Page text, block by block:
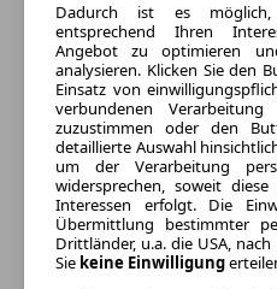
Dadurch ist es möglich,
entsprechend Ihren
Angebot zu optimieren
analysieren. Klicken Sie den
Einsatz von
verbundenen Verarbeitung
zuzustimmen oder den
detaillierte Auswahl
um der Verarbeitung
widersprechen, soweit
Interessen erfolgt. Die
Übermittlung bestimmter
Drittländer, u.a. die USA, nach
Sie keine Einwilligung